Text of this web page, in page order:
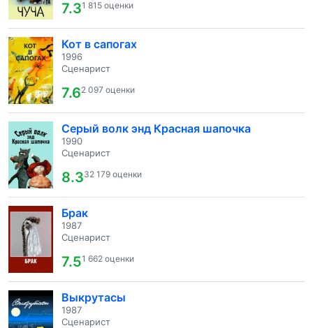
7.31 815 оценки
Кот в сапогах
1996
Сценарист
7.62 097 оценки
Серый волк энд Красная шапочка
1990
Сценарист
8.332 179 оценки
Брак
1987
Сценарист
7.51 662 оценки
Выкрутасы
1987
Сценарист